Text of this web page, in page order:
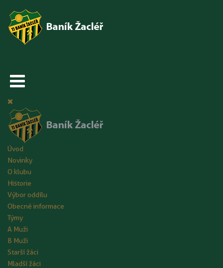
Úvod
Novinky
O klubu
Historie
Výbor oddílu
Obecné informace
Týmy
A Muži
B Muži
Starší žáci
Mladší žáci